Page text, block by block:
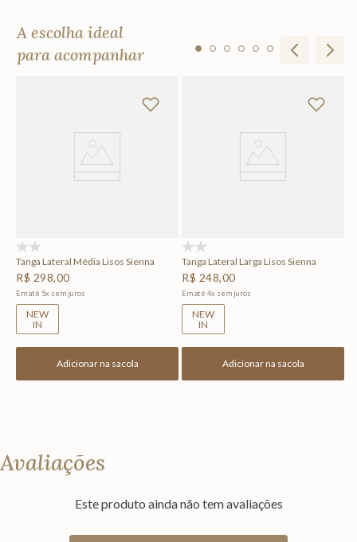
A escolha ideal
para acompanhar
Tanga Lateral Média Lisos Sienna
R$ 298,00
Em até 5x sem juros
NEW
IN
Adicionar na sacola
Tanga Lateral Larga Lisos Sienna
R$ 248,00
Em até 4x sem juros
NEW
IN
Adicionar na sacola
Avaliações
Este produto ainda não tem avaliações